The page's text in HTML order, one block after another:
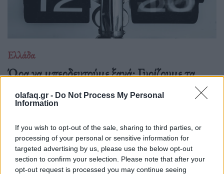
olafaq.gr - Do Not Process My Personal
Information
If you wish to opt-out of the sale, sharing to third parties, or
processing of your personal or sensitive information for
targeted advertising by us, please use the below opt-out
section to confirm your selection. Please note that after your
opt-out request is processed you may continue seeing
Ελλάδα
Ώρα να μπερδευτούμε ξανά: Γυρίζουμε τα
ρολόγια μία ώρα πίσω γιατί… έτσι συνηθίσαμε
16.10.25
Την Κυριακή 26 Οκτωβρίου, στις 04:00 τα ξημερώματα, θα
ξαναζήσουμε το πιο παράλογο ευρωπαϊκό ραντεβού με τον
χρόνο: θα γυρίσουμε τα ρολόγια μας πίσω μία ώρα, για να
"εξοικονομήσουμε ενέργεια".